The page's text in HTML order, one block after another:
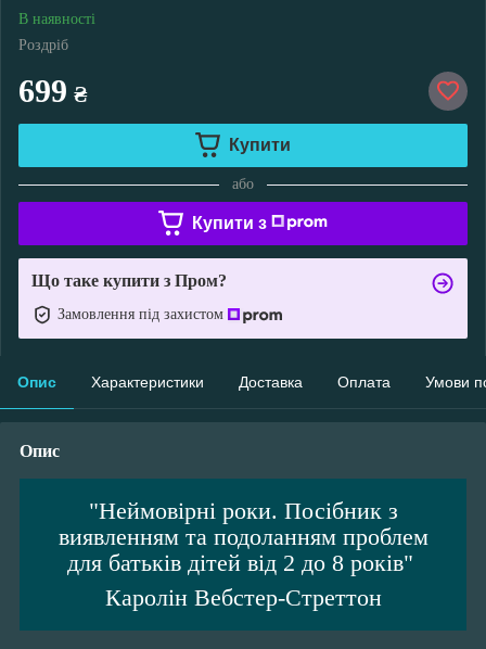
В наявності
Роздріб
699 ₴
Купити
або
Купити з
Що таке купити з Пром?
Замовлення під захистом
Опис Характеристики Доставка Оплата Умови
Опис
"Неймовірні роки. Посібник з
виявленням та подоланням проблем
для батьків дітей від 2 до 8 років"
Каролін Вебстер-Стреттон